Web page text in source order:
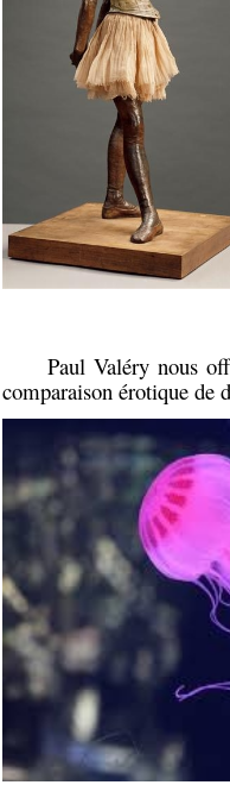
Paul Valéry nous
comparaison érotique de